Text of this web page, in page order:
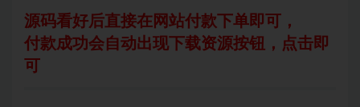
源码看好后直接在网站付款下单即可，
付款成功会自动出现下载资源按钮，点击即
可